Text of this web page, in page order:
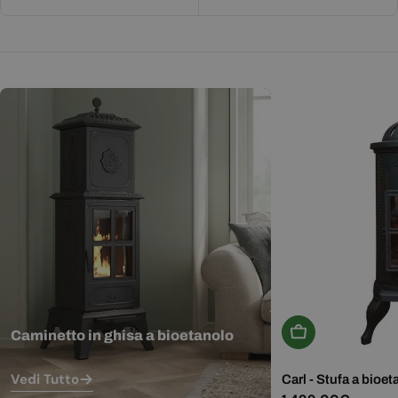
Caminetto in ghisa a bioetanolo
Vedi Tutto
Aggiungi Al
Carl - Stufa a